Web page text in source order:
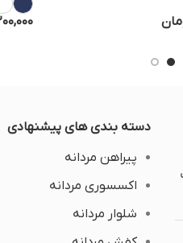
دسته بندی های پیشنهادی
پیراهن مردانه
اکسسوری مردانه
شلوار مردانه